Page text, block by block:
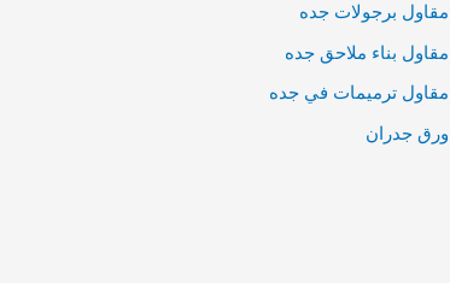
مقاول برجولات جده
مقاول بناء ملاحق جده
مقاول ترميمات في جده
ورق جدران